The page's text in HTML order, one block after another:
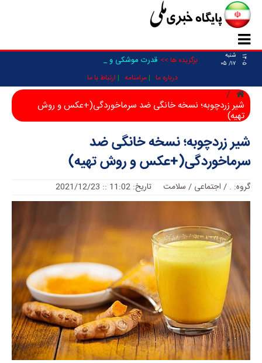
۱۴۰۵
شنبه
۱۷/ ۰۵
برگزیده ها >> قدرت موشکی و پهپادی نیرو _
درباره ما مرامنامه ارتباط با ما
شیر زردچوبه؛ نسخه خانگی ضد سرماخوردگی(+عکس و روش
تهیه)
شیر زردچوبه؛ نسخه خانگی ضد
سرماخوردگی(+عکس و روش تهیه)
گروه: .
/ اجتماعی / سلامت تاریخ: 11:02 :: 2021/12/23